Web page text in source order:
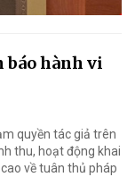
báo hành vi
quyền tác giả trên
thu, hoạt động khai
về tuân thủ pháp